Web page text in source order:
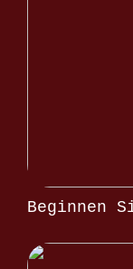
Beginnen